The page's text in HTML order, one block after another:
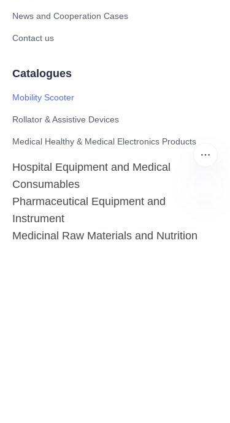
News and Cooperation Cases
Contact us
Catalogues
Mobility Scooter
Rollator & Assistive Devices
Medical Healthy & Medical Electronics Products
Hospital Equipment and Medical
Consumables
Pharmaceutical Equipment and
Instrument
Medicinal Raw Materials and Nutrition
AR